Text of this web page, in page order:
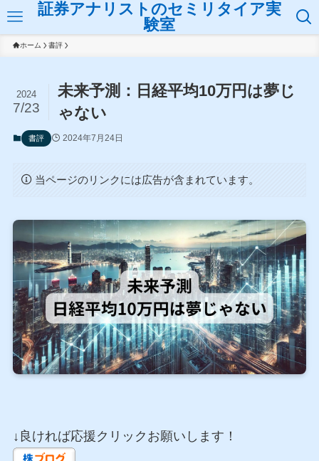
証券アナリストのセミリタイア実
験室
ホーム 書評
未来予測：日経平均10万円は夢じ
ゃない
2024
7/23
書評 2024年7月24日
当ページのリンクには広告が含まれています。
↓良ければ応援クリックお願いします！